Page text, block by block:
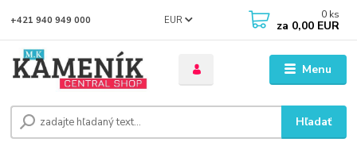
Menu
EUR
Hľadať
+421 940 949 000 0 ks
za 0,00 EUR